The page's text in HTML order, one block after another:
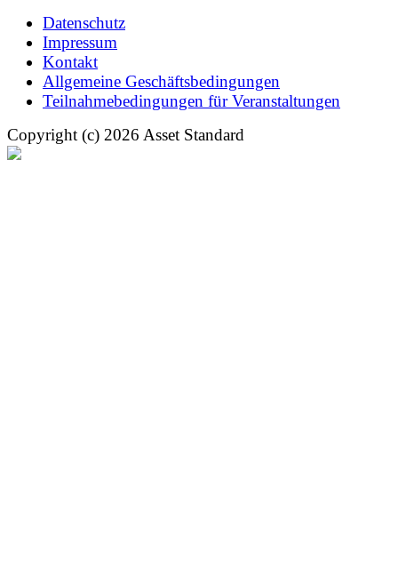
Datenschutz
Impressum
Kontakt
Allgemeine Geschäftsbedingungen
Teilnahmebedingungen für Veranstaltungen
Copyright (c) 2026 Asset Standard